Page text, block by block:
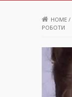
HOME /
РОБОТИ